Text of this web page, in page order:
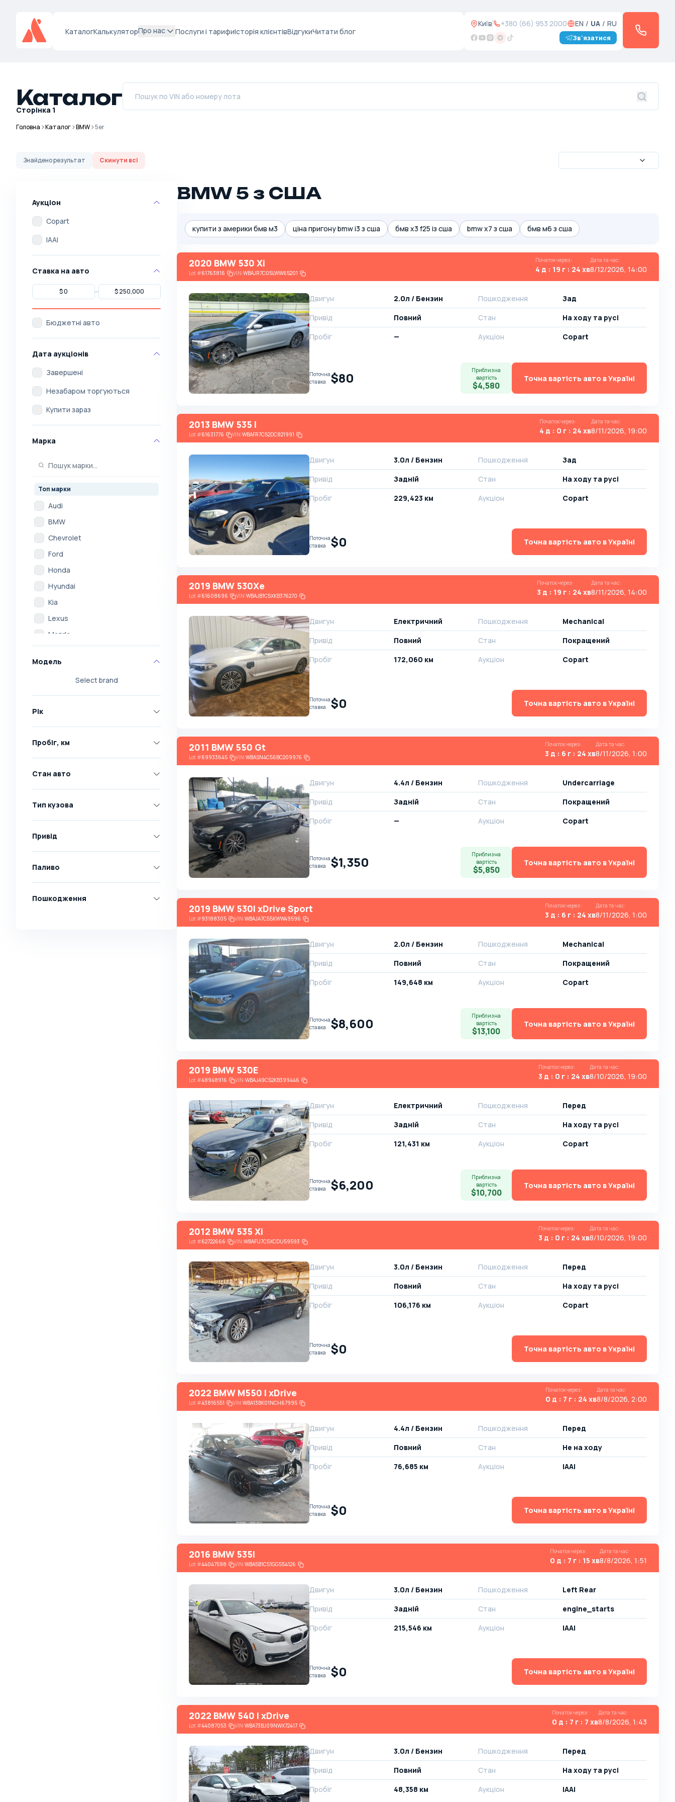
КаталогКалькуляторПро нас Послуги і тарифиІсторія клієнтівВідгукиЧитати блог
Київ +380 (66) 953 2000 EN / UA / RU
Зв'язатися
Каталог
Сторінка 1
Головна Каталог BMW 5er
Знайденорезультат Скинути всі
Аукціон
Copart
IAAI
Ставка на авто
Бюджетні авто
Дата аукціонів
Завершені
Незабаром торгуються
Купити зараз
Марка
Топ марки
Audi
BMW
Chevrolet
Ford
Honda
Hyundai
Kia
Lexus
Mazda
Mitsubishi
Opel
Skoda
Volkswagen
Abarth
AC
Acura
Adler
Alfa Romeo
Модель
Select brand
Рік
Пробіг, км
Стан авто
Тип кузова
Привід
Паливо
Пошкодження
BMW 5 з США
купити з америки бмв м3 ціна пригону bmw i3 з сша бмв x3 f25 із сша bmw x7 з сша бмв м6 з сша
2020 BMW 530 Xi
Lot#61763816 VIN:WBAJR7C05LWW65201
Початок через:
4 д : 19 г : 24 хв
Дата та час:
8/12/2026, 14:00
Двигун
2.0л / Бензин
Привід
Повний
Пробіг
—
Пошкодження
Зад
Стан
На ​​ходу та русі
Аукціон
Copart
Поточна
ставка
$80
Приблизна
вартість
$4,580
Точна вартість авто в Україні
2013 BMW 535 I
Lot#61631776 VIN:WBAFR7C52DC821991
Початок через:
4 д : 0 г : 24 хв
Дата та час:
8/11/2026, 19:00
Двигун
3.0л / Бензин
Привід
Задній
Пробіг
229,423 км
Пошкодження
Зад
Стан
На ​​ходу та русі
Аукціон
Copart
Поточна
ставка
$0 Точна вартість авто в Україні
2019 BMW 530Xe
Lot#61608696 VIN:WBAJB1C5XKB376270
Початок через:
3 д : 19 г : 24 хв
Дата та час:
8/11/2026, 14:00
Двигун
Електричний
Привід
Повний
Пробіг
172,060 км
Пошкодження
Mechanical
Стан
Покращений
Аукціон
Copart
Поточна
ставка
$0 Точна вартість авто в Україні
2011 BMW 550 Gt
Lot#69933645 VIN:WBASN4C56BC209976
Початок через:
3 д : 6 г : 24 хв
Дата та час:
8/11/2026, 1:00
Двигун
4.4л / Бензин
Привід
Задній
Пробіг
—
Пошкодження
Undercarriage
Стан
Покращений
Аукціон
Copart
Поточна
ставка
$1,350
Приблизна
вартість
$5,850
Точна вартість авто в Україні
2019 BMW 530I xDrive Sport
Lot#93188305 VIN:WBAJA7C55KWW49596
Початок через:
3 д : 6 г : 24 хв
Дата та час:
8/11/2026, 1:00
Двигун
2.0л / Бензин
Привід
Повний
Пробіг
149,648 км
Пошкодження
Mechanical
Стан
Покращений
Аукціон
Copart
Поточна
ставка
$8,600
Приблизна
вартість
$13,100
Точна вартість авто в Україні
2019 BMW 530E
Lot#48948916 VIN:WBAJA9C52KB399446
Початок через:
3 д : 0 г : 24 хв
Дата та час:
8/10/2026, 19:00
Двигун
Електричний
Привід
Задній
Пробіг
121,431 км
Пошкодження
Перед
Стан
На ​​ходу та русі
Аукціон
Copart
Поточна
ставка
$6,200
Приблизна
вартість
$10,700
Точна вартість авто в Україні
2012 BMW 535 Xi
Lot#62722666 VIN:WBAFU7C5XCDU59593
Початок через:
3 д : 0 г : 24 хв
Дата та час:
8/10/2026, 19:00
Двигун
3.0л / Бензин
Привід
Повний
Пробіг
106,176 км
Пошкодження
Перед
Стан
На ​​ходу та русі
Аукціон
Copart
Поточна
ставка
$0 Точна вартість авто в Україні
2022 BMW M550 I xDrive
Lot#43816551 VIN:WBA13BK01NCH67995
Початок через:
0 д : 7 г : 24 хв
Дата та час:
8/8/2026, 2:00
Двигун
4.4л / Бензин
Привід
Повний
Пробіг
76,685 км
Пошкодження
Перед
Стан
Не на ходу
Аукціон
IAAI
Поточна
ставка
$0 Точна вартість авто в Україні
2016 BMW 535I
Lot#44047598 VIN:WBA5B1C51GG554126
Початок через:
0 д : 7 г : 15 хв
Дата та час:
8/8/2026, 1:51
Двигун
3.0л / Бензин
Привід
Задній
Пробіг
215,546 км
Пошкодження
Left Rear
Стан
engine_starts
Аукціон
IAAI
Поточна
ставка
$0 Точна вартість авто в Україні
2022 BMW 540 I xDrive
Lot#44087053 VIN:WBA73BJ09NWX72417
Початок через:
0 д : 7 г : 7 хв
Дата та час:
8/8/2026, 1:43
Двигун
3.0л / Бензин
Привід
Повний
Пробіг
48,358 км
Пошкодження
Перед
Стан
На ​​ходу та русі
Аукціон
IAAI